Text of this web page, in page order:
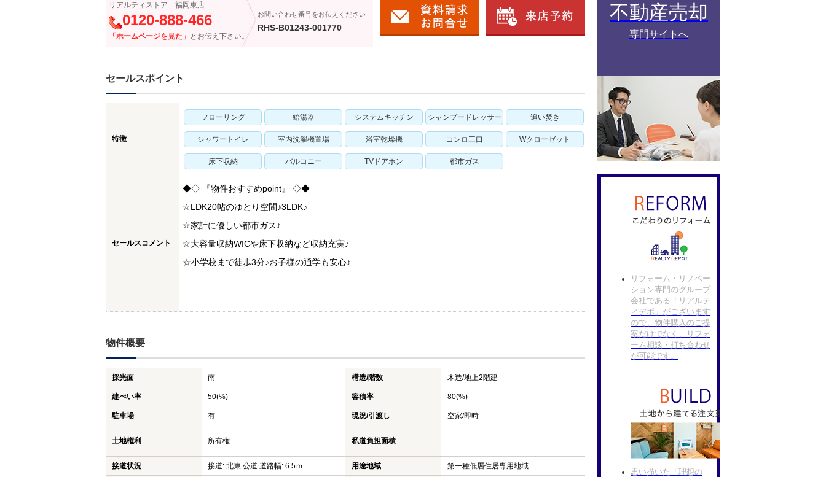
リアルティストア 福岡東店
0120-888-466
「ホームページを見た」 とお伝え下さい。
お問い合わせ番号をお伝えください
RHS-B01243-001770
セールスポイント
特徴
フローリング 給湯器 システムキッチン シャンプードレッサー 追い焚き
シャワートイレ 室内洗濯機置場 浴室乾燥機 コンロ三口 Wクローゼット
床下収納 バルコニー TVドアホン 都市ガス
セールスコメント
◆◇ 『物件おすすめpoint』 ◇◆
☆LDK20帖のゆとり空間♪3LDK♪
☆家計に優しい都市ガス♪
☆大容量収納WICや床下収納など収納充実♪
☆小学校まで徒歩3分♪お子様の通学も安心♪
物件概要
採光面 南 構造/階数 木造/地上2階建
建ぺい率 50(%) 容積率 80(%)
駐車場 有 現況/引渡し 空家/即時
土地権利 所有権 私道負担面積
-
接道状況 接道: 北東 公道 道路幅: 6.5ｍ 用途地域 第一種低層住居専用地域
不動産売却
専門サイトへ
リフォーム・リノベー
ション専門のグループ
会社である「リアルテ
ィデポ」がございます
ので、物件購入のご提
案だけでなく、リフォ
ーム相談・打ち合わせ
が可能です。
思い描いた「理想の